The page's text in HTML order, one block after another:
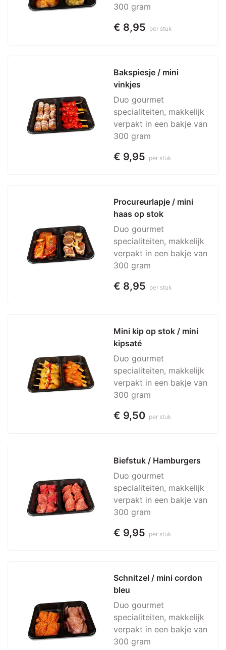
300 gram
€ 8,95 per stuk
Bakspiesje / mini
vinkjes
Duo gourmet
specialiteiten, makkelijk
verpakt in een bakje van
300 gram
€ 9,95 per stuk
Procureurlapje / mini
haas op stok
Duo gourmet
specialiteiten, makkelijk
verpakt in een bakje van
300 gram
€ 8,95 per stuk
Mini kip op stok / mini
kipsaté
Duo gourmet
specialiteiten, makkelijk
verpakt in een bakje van
300 gram
€ 9,50 per stuk
Biefstuk / Hamburgers
Duo gourmet
specialiteiten, makkelijk
verpakt in een bakje van
300 gram
€ 9,95 per stuk
Schnitzel / mini cordon
bleu
Duo gourmet
specialiteiten, makkelijk
verpakt in een bakje van
300 gram